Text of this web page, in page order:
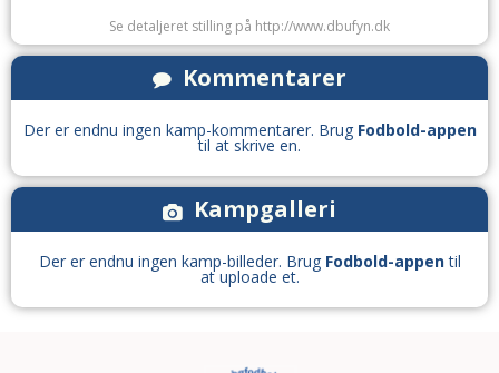
Se detaljeret stilling på http://www.dbufyn.dk
Kommentarer
Der er endnu ingen kamp-kommentarer. Brug Fodbold-appen
til at skrive en.
Kampgalleri
Der er endnu ingen kamp-billeder. Brug Fodbold-appentil
at uploade et.